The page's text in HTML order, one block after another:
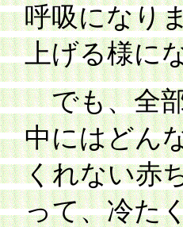
呼吸になり
上げる様に
でも、全部
中にはどん
くれない赤
って、冷た